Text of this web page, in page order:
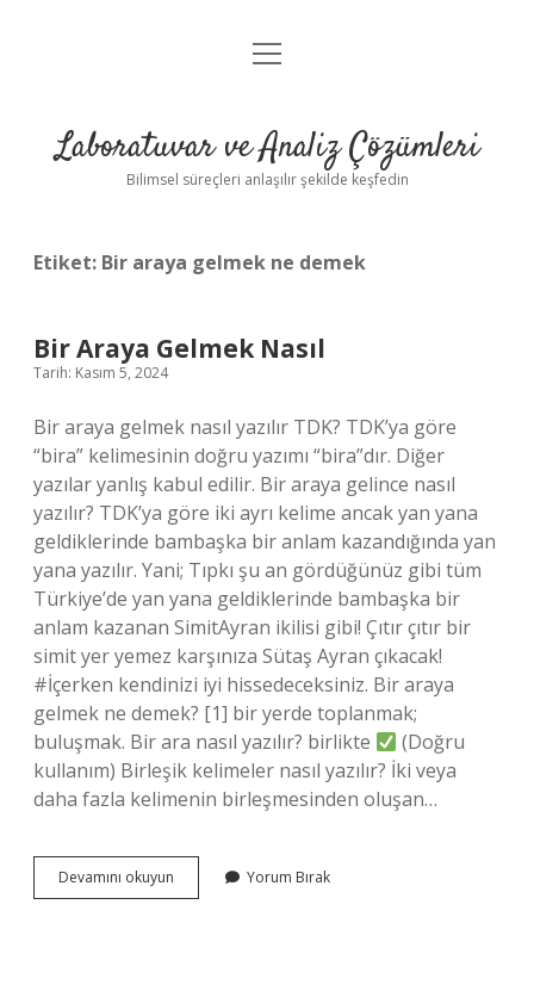
Anasayfa
Yasal Uyarı
menüyü
Laboratuvar ve Analiz Çözümleri
Bilimsel süreçleri anlaşılır şekilde keşfedin
Etiket: Bir araya gelmek ne demek
Bir Araya Gelmek Nasıl
Tarih: Kasım 5, 2024
Bir araya gelmek nasıl yazılır TDK? TDK’ya göre
“bira” kelimesinin doğru yazımı “bira”dır. Diğer
yazılar yanlış kabul edilir. Bir araya gelince nasıl
yazılır? TDK’ya göre iki ayrı kelime ancak yan yana
geldiklerinde bambaşka bir anlam kazandığında yan
yana yazılır. Yani; Tıpkı şu an gördüğünüz gibi tüm
Türkiye’de yan yana geldiklerinde bambaşka bir
anlam kazanan SimitAyran ikilisi gibi! Çıtır çıtır bir
simit yer yemez karşınıza Sütaş Ayran çıkacak!
#İçerken kendinizi iyi hissedeceksiniz. Bir araya
gelmek ne demek? [1] bir yerde toplanmak;
buluşmak. Bir ara nasıl yazılır? birlikte
(Doğru
kullanım) Birleşik kelimeler nasıl yazılır? İki veya
daha fazla kelimenin birleşmesinden oluşan…
Devamını okuyun
Araya
Yorum Bırak